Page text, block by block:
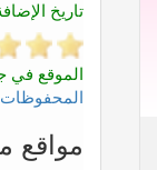
تاريخ
الموقع في
المحفوظات
مواقع